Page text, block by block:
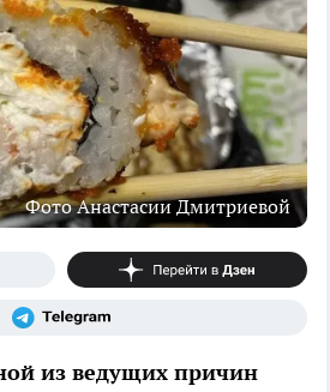
Фото Анастасии Дмитриевой
из ведущих причин